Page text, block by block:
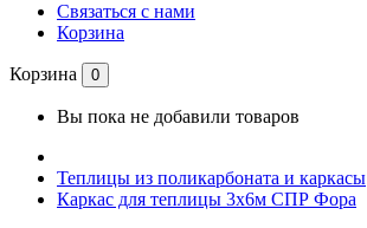
Связаться с нами
Корзина
Корзина 0
Вы пока не добавили товаров
Теплицы из поликарбоната и каркасы
Каркас для теплицы 3х6м СПР Фора